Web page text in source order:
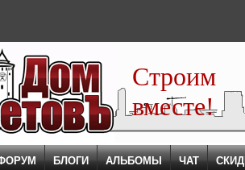
Строим
вместе!
БЛОГИ АЛЬБОМЫ ЧАТ